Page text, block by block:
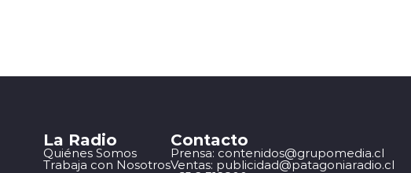
La Radio
Quiénes Somos
Trabaja con Nosotros
Contacto
Prensa: contenidos@grupomedia.cl
Ventas: publicidad@patagoniaradio.cl